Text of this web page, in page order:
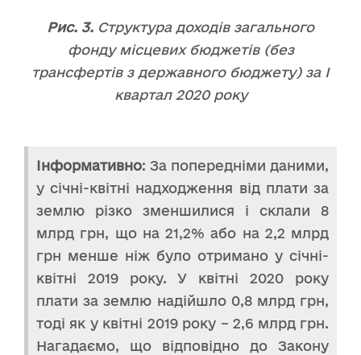
Рис. 3. Структура доходів загального
фонду місцевих бюджетів (без
трансфертів з державного бюджету) за І
квартал 2020 року
Інформативно: За попередніми даними,
у січні-квітні надходження від плати за
землю різко зменшилися і склали 8
млрд грн, що на 21,2% або на 2,2 млрд
грн менше ніж було отримано у січні-
квітні 2019 року. У квітні 2020 року
плати за землю надійшло 0,8 млрд грн,
тоді як у квітні 2019 року – 2,6 млрд грн.
Нагадаємо, що відповідно до Закону